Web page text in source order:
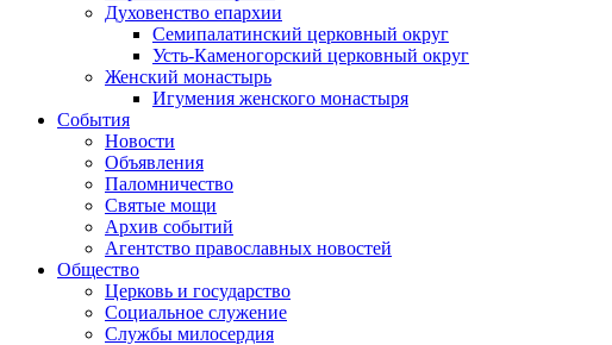
Духовенство епархии
Семипалатинский церковный округ
Усть-Каменогорский церковный округ
Женский монастырь
Игумения женского монастыря
События
Новости
Объявления
Паломничество
Святые мощи
Архив событий
Агентство православных новостей
Общество
Церковь и государство
Социальное служение
Службы милосердия